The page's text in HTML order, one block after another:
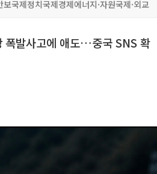
보국제정치국제경제에너지·자원국제·외교
폭발사고에 애도…중국 SNS 확